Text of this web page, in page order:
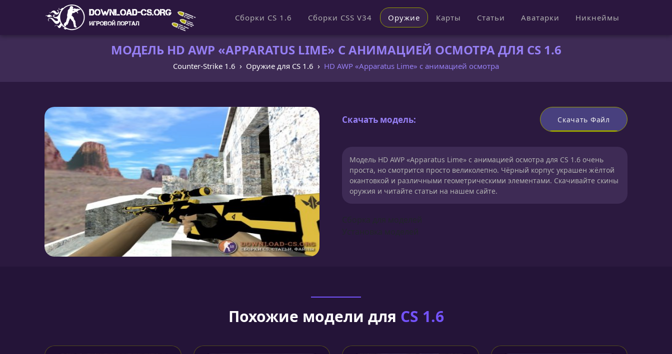
Сборки CS 1.6 Сборки CSS V34 Оружие Карты Статьи Аватарки Никнеймы
МОДЕЛЬ HD AWP «APPARATUS LIME» С АНИМАЦИЕЙ ОСМОТРА ДЛЯ CS 1.6
Counter-Strike 1.6 Оружие для CS 1.6 HD AWP «Apparatus Lime» с анимацией осмотра
Скачать модель: Скачать Файл
Модель HD AWP «Apparatus Lime» с анимацией осмотра для CS 1.6 очень
проста, но смотрится просто великолепно. Чёрный корпус украшен жёлтой
окантовкой и различными геометрическими элементами. Скачивайте скины
оружия и читайте статьи на нашем сайте.
Похожие модели для CS 1.6